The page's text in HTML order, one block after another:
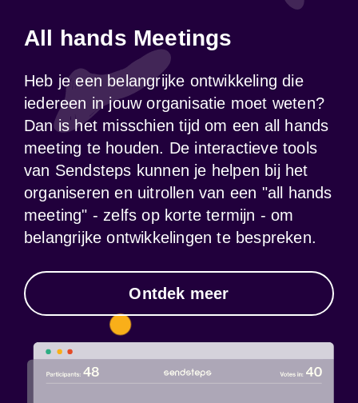
All hands Meetings
Heb je een belangrijke ontwikkeling die
iedereen in jouw organisatie moet weten?
Dan is het misschien tijd om een all hands
meeting te houden. De interactieve tools
van Sendsteps kunnen je helpen bij het
organiseren en uitrollen van een "all hands
meeting" - zelfs op korte termijn - om
belangrijke ontwikkelingen te bespreken.
Ontdek meer